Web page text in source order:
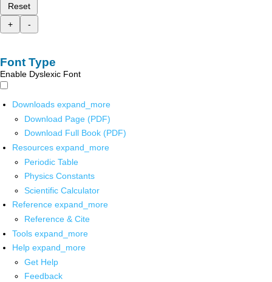
Reset
+
-
Font Type
Enable Dyslexic Font
Downloads expand_more
Download Page (PDF)
Download Full Book (PDF)
Resources expand_more
Periodic Table
Physics Constants
Scientific Calculator
Reference expand_more
Reference & Cite
Tools expand_more
Help expand_more
Get Help
Feedback